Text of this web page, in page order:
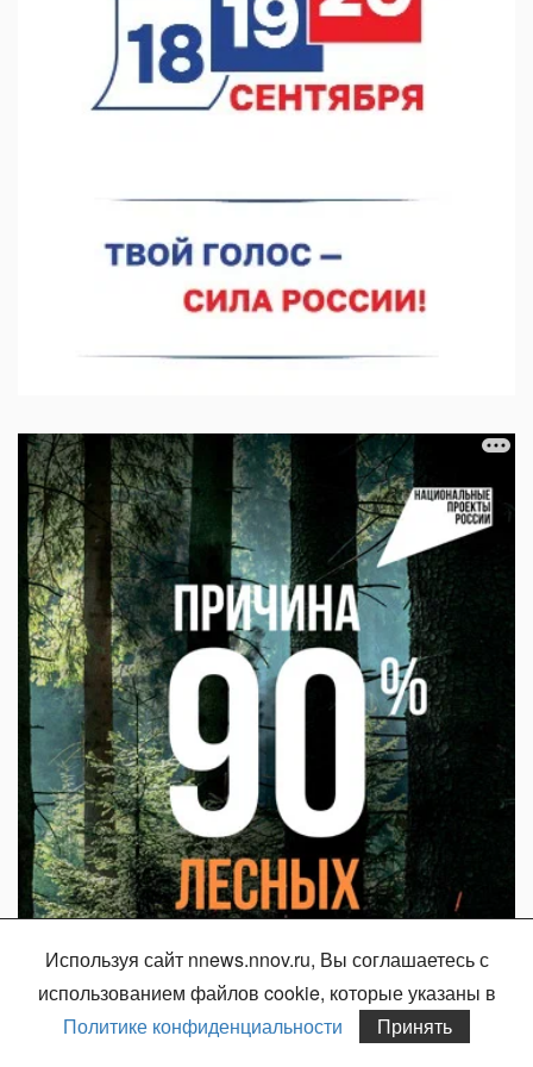
ожидаются в Нижнем Новгороде до 16 августа в связи с
покраской телебашни
07.08.2026 11:20
Используя сайт nnews.nnov.ru, Вы соглашаетесь с
использованием файлов cookie, которые указаны в
Политике конфиденциальности
Принять